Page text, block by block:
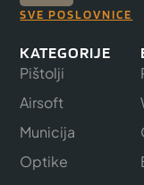
SVE POSLOVNICE
KATEGORIJE
Pištolji
Airsoft
Municija
Optike